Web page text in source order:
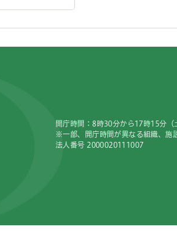
開庁時間：8時30分から17時15分（
※一部、開庁時間が異なる組織、施
法人番号 2000020111007